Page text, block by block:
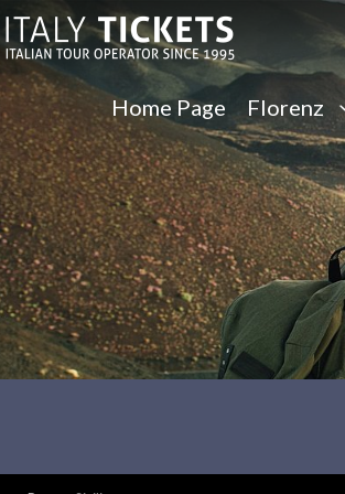
Home Page Florenz